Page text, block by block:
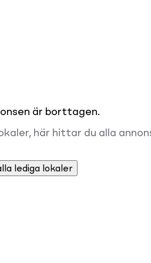
är borttagen.
här hittar du alla
lediga lokaler